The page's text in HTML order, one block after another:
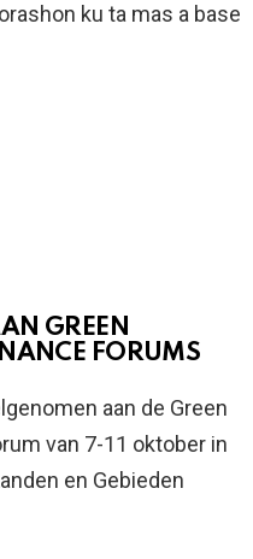
ku ta mas a base
GREEN
FORUMS
aan de Green
van 7-11 oktober in
en Gebieden